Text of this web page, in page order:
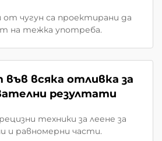
чугун са проектирани да
на тежка употреба.
всяка отливка за
резултати
техники за леене за
и равномерни части.